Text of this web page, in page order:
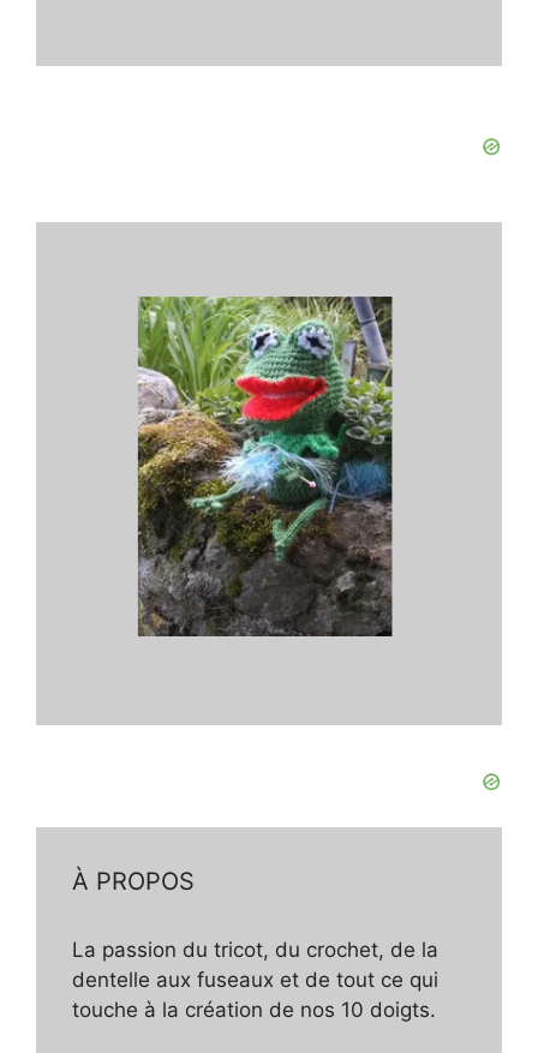
À PROPOS
La passion du tricot, du crochet, de la
dentelle aux fuseaux et de tout ce qui
touche à la création de nos 10 doigts.